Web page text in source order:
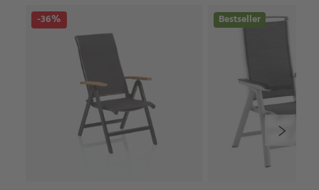
-36% Bestseller